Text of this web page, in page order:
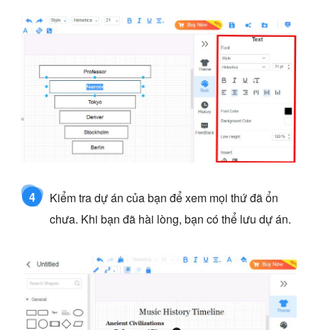
4
Kiểm tra dự án của bạn để xem mọi thứ đã ổn
chưa. Khi bạn đã hài lòng, bạn có thể lưu dự án.